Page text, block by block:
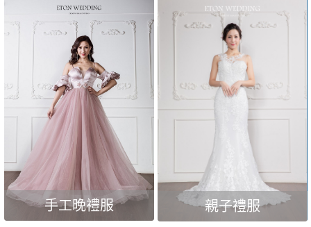
手工晚禮服 親子禮服